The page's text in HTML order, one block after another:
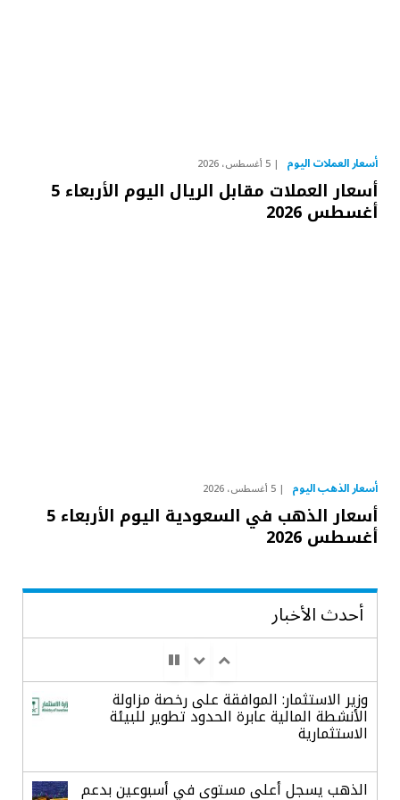
أسعار العملات اليوم 5 أغسطس، 2026
أسعار العملات مقابل الريال اليوم الأربعاء 5
أغسطس 2026
أسعار الذهب اليوم 5 أغسطس، 2026
أسعار الذهب في السعودية اليوم الأربعاء 5
أغسطس 2026
أحدث الأخبار
وزير الاستثمار: الموافقة على رخصة مزاولة
الأنشطة المالية عابرة الحدود تطوير للبيئة
الاستثمارية
الذهب يسجل أعلى مستوى في أسبوعين بدعم